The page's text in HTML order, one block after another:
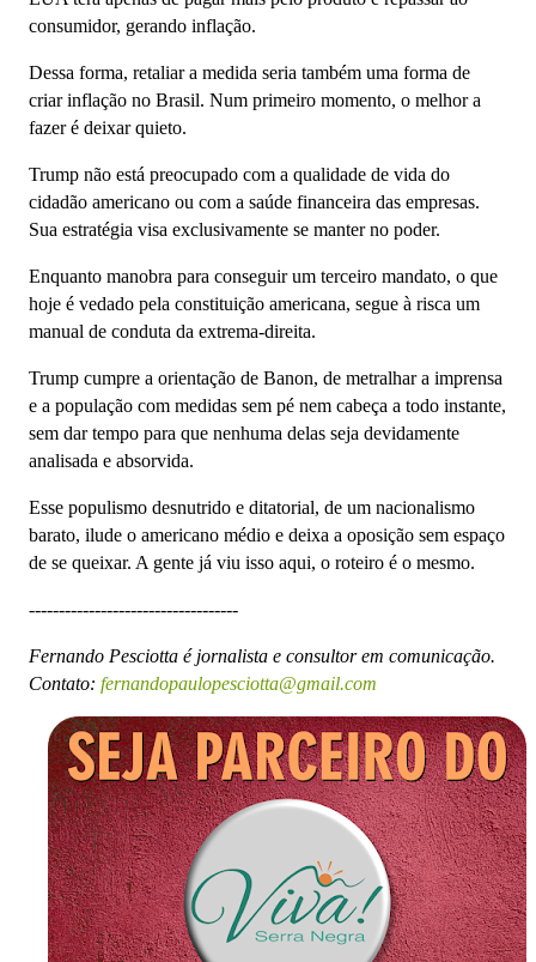
consumidor, gerando inflação.
Dessa forma, retaliar a medida seria também uma forma de
criar inflação no Brasil. Num primeiro momento, o melhor a
fazer é deixar quieto.
Trump não está preocupado com a qualidade de vida do
cidadão americano ou com a saúde financeira das empresas.
Sua estratégia visa exclusivamente se manter no poder.
Enquanto manobra para conseguir um terceiro mandato, o que
hoje é vedado pela constituição americana, segue à risca um
manual de conduta da extrema-direita.
Trump cumpre a orientação de Banon, de metralhar a imprensa
e a população com medidas sem pé nem cabeça a todo instante,
sem dar tempo para que nenhuma delas seja devidamente
analisada e absorvida.
Esse populismo desnutrido e ditatorial, de um nacionalismo
barato, ilude o americano médio e deixa a oposição sem espaço
de se queixar. A gente já viu isso aqui, o roteiro é o mesmo.
-----------------------------------
Fernando Pesciotta é jornalista e consultor em comunicação.
Contato: fernandopaulopesciotta@gmail.com